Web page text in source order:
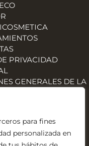
para fines
personalizada en
PRIVACIDAD
GENERALES DE LA
Y
COOKIES
DE